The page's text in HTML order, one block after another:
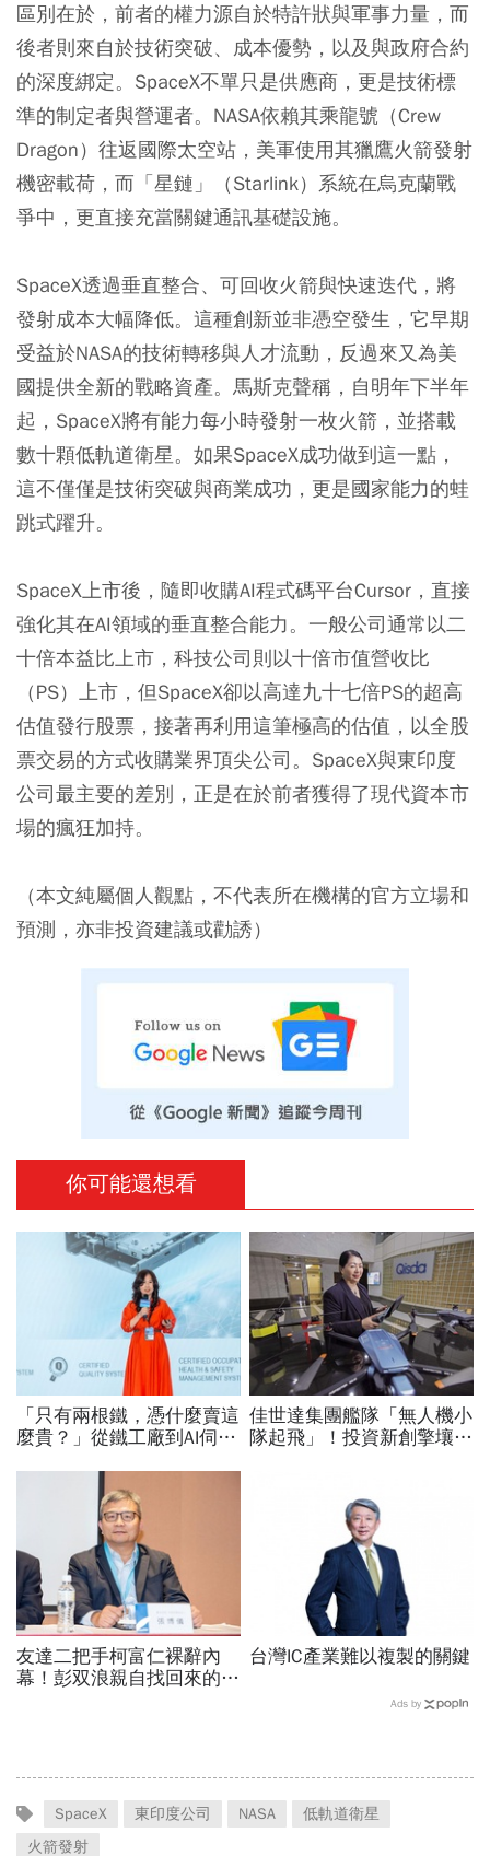
區別在於，前者的權力源自於特許狀與軍事力量，而
後者則來自於技術突破、成本優勢，以及與政府合約
的深度綁定。SpaceX不單只是供應商，更是技術標
準的制定者與營運者。NASA依賴其乘龍號（Crew
Dragon）往返國際太空站，美軍使用其獵鷹火箭發射
機密載荷，而「星鏈」（Starlink）系統在烏克蘭戰
爭中，更直接充當關鍵通訊基礎設施。
SpaceX透過垂直整合、可回收火箭與快速迭代，將
發射成本大幅降低。這種創新並非憑空發生，它早期
受益於NASA的技術轉移與人才流動，反過來又為美
國提供全新的戰略資產。馬斯克聲稱，自明年下半年
起，SpaceX將有能力每小時發射一枚火箭，並搭載
數十顆低軌道衛星。如果SpaceX成功做到這一點，
這不僅僅是技術突破與商業成功，更是國家能力的蛙
跳式躍升。
SpaceX上市後，隨即收購AI程式碼平台Cursor，直接
強化其在AI領域的垂直整合能力。一般公司通常以二
十倍本益比上市，科技公司則以十倍市值營收比
（PS）上市，但SpaceX卻以高達九十七倍PS的超高
估值發行股票，接著再利用這筆極高的估值，以全股
票交易的方式收購業界頂尖公司。SpaceX與東印度
公司最主要的差別，正是在於前者獲得了現代資本市
場的瘋狂加持。
（本文純屬個人觀點，不代表所在機構的官方立場和
預測，亦非投資建議或勸誘）
你可能還想看
「只有兩根鐵，憑什麼賣這
麼貴？」從鐵工廠到AI伺服
城河創造超高毛利率
佳世達集團艦隊「無人機小
隊起飛」！投資新創擎壤、
友達二把手柯富仁裸辭內
幕！彭双浪親自找回來的接
台灣IC產業難以複製的關鍵
Ads by
SpaceX 東印度公司 NASA
低軌道衛星
火箭發射